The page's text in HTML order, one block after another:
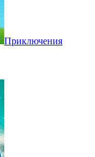
Приключения